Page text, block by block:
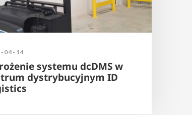
04-14
systemu dcDMS w
dystrybucyjnym ID